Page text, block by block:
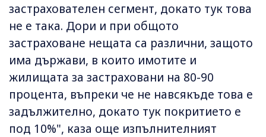
застрахователен сегмент, докато тук това
не е така. Дори и при общото
застраховане нещата са различни, защото
има държави, в които имотите и
жилищата за застраховани на 80-90
процента, въпреки че не навсякъде това е
задължително, докато тук покритието е
под 10%", каза още изпълнителният